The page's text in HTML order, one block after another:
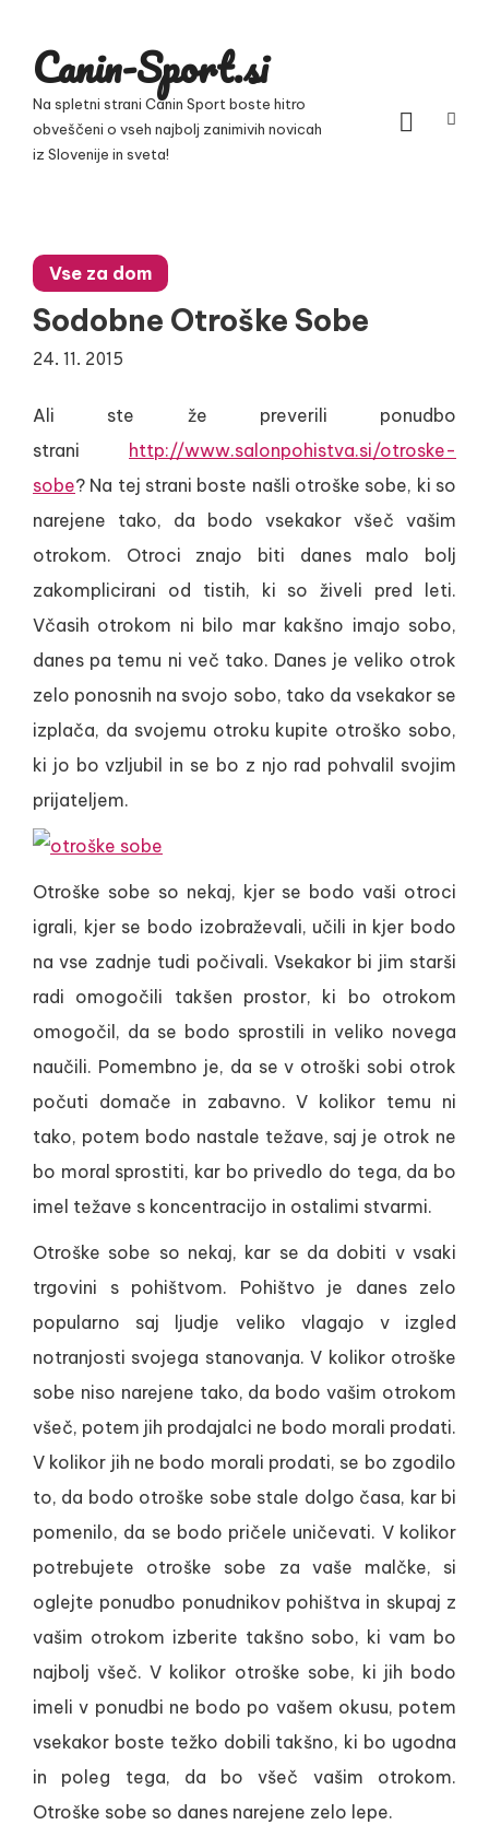
contentCanin-Sport.si
Na spletni strani Canin Sport boste hitro
obveščeni o vseh najbolj zanimivih novicah
iz Slovenije in sveta!
Vse za dom
Sodobne Otroške Sobe
24. 11. 2015
Ali ste že preverili ponudbo
strani http://www.salonpohistva.si/otroske-
sobe? Na tej strani boste našli otroške sobe, ki so
narejene tako, da bodo vsekakor všeč vašim
otrokom. Otroci znajo biti danes malo bolj
zakomplicirani od tistih, ki so živeli pred leti.
Včasih otrokom ni bilo mar kakšno imajo sobo,
danes pa temu ni več tako. Danes je veliko otrok
zelo ponosnih na svojo sobo, tako da vsekakor se
izplača, da svojemu otroku kupite otroško sobo,
ki jo bo vzljubil in se bo z njo rad pohvalil svojim
prijateljem.
Otroške sobe so nekaj, kjer se bodo vaši otroci
igrali, kjer se bodo izobraževali, učili in kjer bodo
na vse zadnje tudi počivali. Vsekakor bi jim starši
radi omogočili takšen prostor, ki bo otrokom
omogočil, da se bodo sprostili in veliko novega
naučili. Pomembno je, da se v otroški sobi otrok
počuti domače in zabavno. V kolikor temu ni
tako, potem bodo nastale težave, saj je otrok ne
bo moral sprostiti, kar bo privedlo do tega, da bo
imel težave s koncentracijo in ostalimi stvarmi.
Otroške sobe so nekaj, kar se da dobiti v vsaki
trgovini s pohištvom. Pohištvo je danes zelo
popularno saj ljudje veliko vlagajo v izgled
notranjosti svojega stanovanja. V kolikor otroške
sobe niso narejene tako, da bodo vašim otrokom
všeč, potem jih prodajalci ne bodo morali prodati.
V kolikor jih ne bodo morali prodati, se bo zgodilo
to, da bodo otroške sobe stale dolgo časa, kar bi
pomenilo, da se bodo pričele uničevati. V kolikor
potrebujete otroške sobe za vaše malčke, si
oglejte ponudbo ponudnikov pohištva in skupaj z
vašim otrokom izberite takšno sobo, ki vam bo
najbolj všeč. V kolikor otroške sobe, ki jih bodo
imeli v ponudbi ne bodo po vašem okusu, potem
vsekakor boste težko dobili takšno, ki bo ugodna
in poleg tega, da bo všeč vašim otrokom.
Otroške sobe so danes narejene zelo lepe.